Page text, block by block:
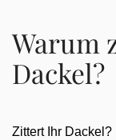
Warum
Dackel?
Zittert Ihr